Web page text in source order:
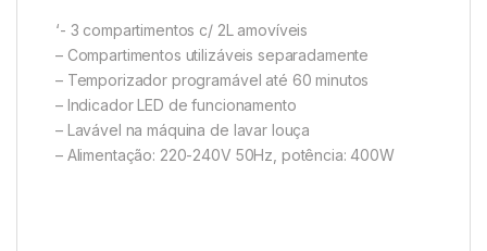
‘- 3 compartimentos c/ 2L amovíveis
– Compartimentos utilizáveis separadamente
– Temporizador programável até 60 minutos
– Indicador LED de funcionamento
– Lavável na máquina de lavar louça
– Alimentação: 220-240V 50Hz, potência: 400W